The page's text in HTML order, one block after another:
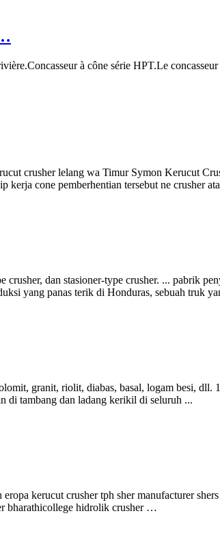
à cône série HPT.Le
crusher lelang wa Timur Symon Kerucut
kerja cone pemberhentian tersebut ne crusher
dan stasioner-type crusher. ... pabrik
yang panas terik di Honduras, sebuah truk
granit, riolit, diabas, basal, logam besi, dll.
di tambang dan ladang kerikil di seluruh ...
kerucut crusher tph sher manufacturer
bharathicollege hidrolik crusher …